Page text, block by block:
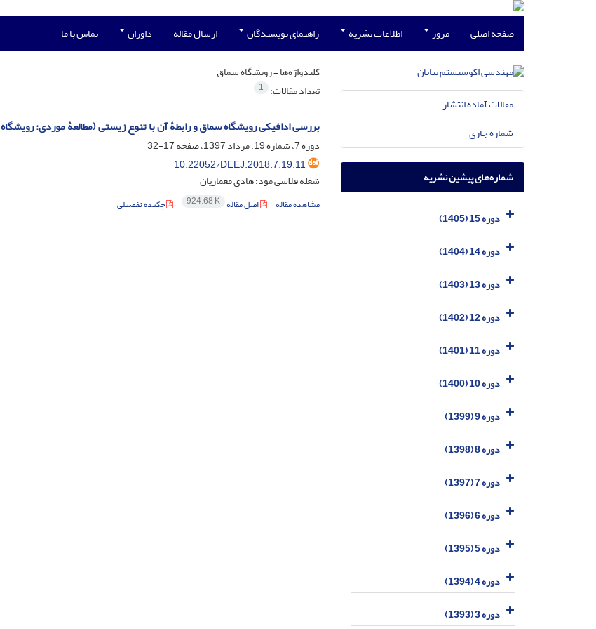
صفحه اصلی مرور اطلاعات نشریه راهنمای نویسندگان ارسال مقاله داوران تماس با ما
کلیدواژه‌ها =رویشگاه سماق
تعداد مقالات: 1
بررسی ادافیکی رویشگاه سماق و رابطۀ آن با تنوع زیستی (مطالعۀ موردی:
دوره 7، شماره 19، مرداد 1397، صفحه
17-32
10.22052/DEEJ.2018.7.19.11
شعله قلاسی مود؛ هادی معماریان
مشاهده مقاله اصل مقاله 924.68 K چکیده تفصیلی
مقالات آماده انتشار
شماره جاری
شماره‌های پیشین نشریه
دوره 15 (1405)
دوره 14 (1404)
دوره 13 (1403)
دوره 12 (1402)
دوره 11 (1401)
دوره 10 (1400)
دوره 9 (1399)
دوره 8 (1398)
دوره 7 (1397)
دوره 6 (1396)
دوره 5 (1395)
دوره 4 (1394)
دوره 3 (1393)